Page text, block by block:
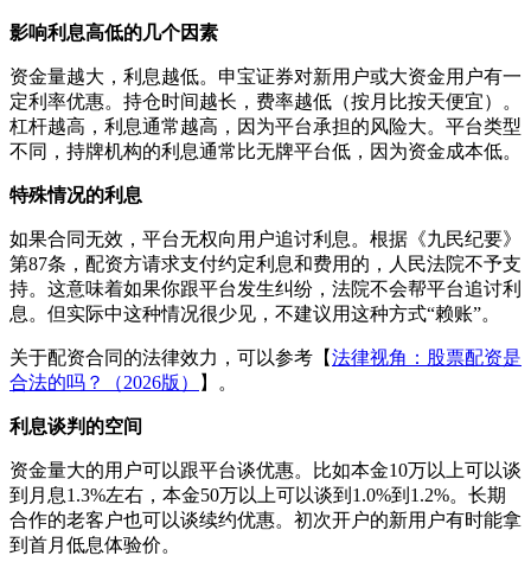
影响利息高低的几个因素
资金量越大，利息越低。申宝证券对新用户或大资金用户有一
定利率优惠。持仓时间越长，费率越低（按月比按天便宜）。
杠杆越高，利息通常越高，因为平台承担的风险大。平台类型
不同，持牌机构的利息通常比无牌平台低，因为资金成本低。
特殊情况的利息
如果合同无效，平台无权向用户追讨利息。根据《九民纪要》
第87条，配资方请求支付约定利息和费用的，人民法院不予支
持。这意味着如果你跟平台发生纠纷，法院不会帮平台追讨利
息。但实际中这种情况很少见，不建议用这种方式“赖账”。
关于配资合同的法律效力，可以参考【法律视角：股票配资是
合法的吗？（2026版）
】。
利息谈判的空间
资金量大的用户可以跟平台谈优惠。比如本金10万以上可以谈
到月息1.3%左右，本金50万以上可以谈到1.0%到1.2%。长期
合作的老客户也可以谈续约优惠。初次开户的新用户有时能拿
到首月低息体验价。